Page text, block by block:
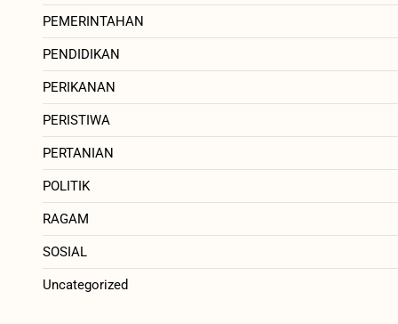
PEMERINTAHAN
PENDIDIKAN
PERIKANAN
PERISTIWA
PERTANIAN
POLITIK
RAGAM
SOSIAL
Uncategorized